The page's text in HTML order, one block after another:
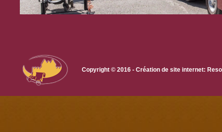
Copyright © 2016 - Création de site internet: